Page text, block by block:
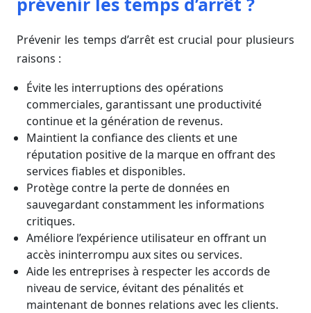
Prévenir les temps d’arrêt est crucial pour plusieurs
raisons :
Évite les interruptions des opérations
commerciales, garantissant une productivité
continue et la génération de revenus.
Maintient la confiance des clients et une
réputation positive de la marque en offrant des
services fiables et disponibles.
Protège contre la perte de données en
sauvegardant constamment les informations
critiques.
Améliore l’expérience utilisateur en offrant un
accès ininterrompu aux sites ou services.
Aide les entreprises à respecter les accords de
niveau de service, évitant des pénalités et
maintenant de bonnes relations avec les clients.